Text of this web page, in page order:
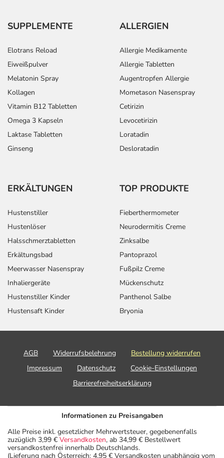
SUPPLEMENTE
Elotrans Reload
Eiweißpulver
Melatonin Spray
Kollagen
Vitamin B12 Tabletten
Omega 3 Kapseln
Laktase Tabletten
Ginseng
ALLERGIEN
Allergie Medikamente
Allergie Tabletten
Augentropfen Allergie
Mometason Nasenspray
Cetirizin
Levocetirizin
Loratadin
Desloratadin
ERKÄLTUNGEN
Hustenstiller
Hustenlöser
Halsschmerztabletten
Erkältungsbad
Meerwasser Nasenspray
Inhaliergeräte
Hustenstiller Kinder
Hustensaft Kinder
TOP PRODUKTE
Fieberthermometer
Neurodermitis Creme
Zinksalbe
Pantoprazol
Fußpilz Creme
Mückenschutz
Panthenol Salbe
Bryonia
AGB Widerrufsbelehrung
Bestellung widerrufen
Impressum
Datenschutz
Cookie-Einstellungen
Barrierefreiheitserklärung
Informationen zu Preisangaben
Alle Preise inkl. gesetzlicher Mehrwertsteuer, gegebenenfalls
zuzüglich 3,99 € Versandkosten, ab 34,99 € Bestellwert
versandkostenfrei innerhalb Deutschlands.
(Lieferung nach Österreich: 4,95 € Versandkosten unabhängig vom